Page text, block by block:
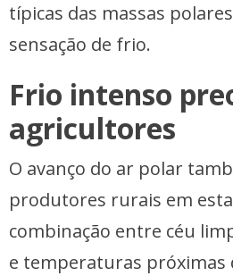
típicas das massas
sensação de frio.
Frio intenso
agricultores
O avanço do ar polar
produtores rurais em
combinação entre céu
e temperaturas próximas